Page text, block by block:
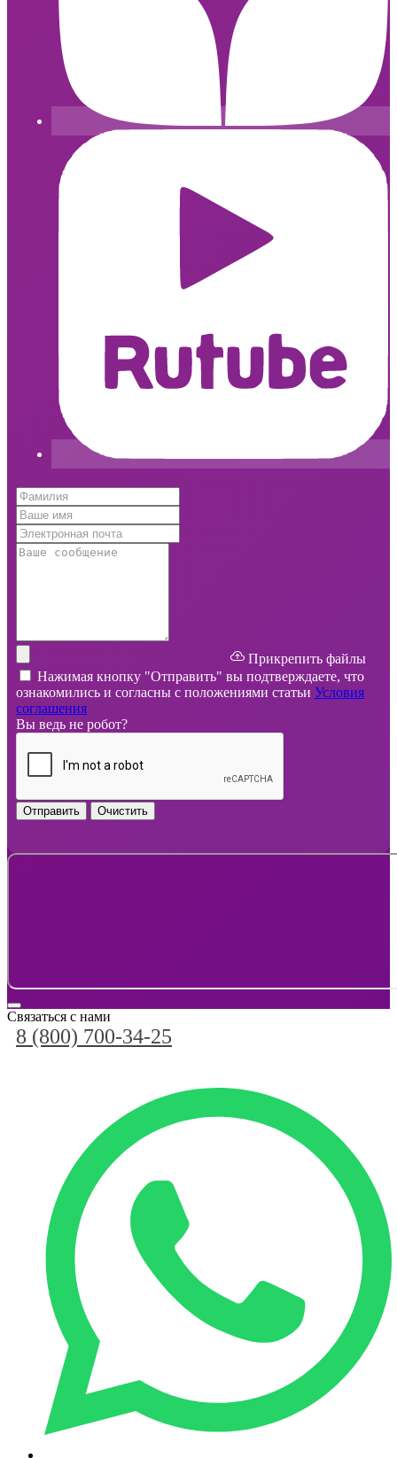
Прикрепить файлы
Нажимая кнопку "Отправить" вы подтверждаете, что
ознакомились и согласны с положениями статьи Условия
соглашения
Вы ведь не робот?
Отправить Очистить
Связаться с нами
8 (800) 700-34-25